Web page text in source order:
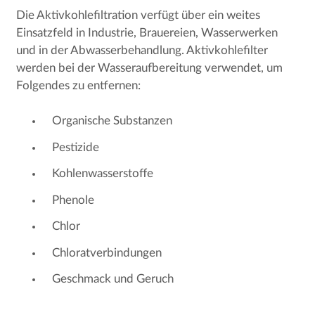
Die Aktivkohlefiltration verfügt über ein weites
Einsatzfeld in Industrie, Brauereien, Wasserwerken
und in der Abwasserbehandlung. Aktivkohlefilter
werden bei der Wasseraufbereitung verwendet, um
Folgendes zu entfernen:
Organische Substanzen
Pestizide
Kohlenwasserstoffe
Phenole
Chlor
Chloratverbindungen
Geschmack und Geruch